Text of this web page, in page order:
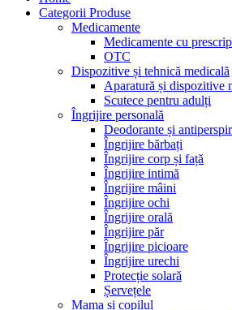
Categorii Produse
Medicamente
Medicamente cu
OTC
Dispozitive și tehnică medicală
Aparatură și dispozitive
Scutece pentru adulți
Îngrijire personală
Deodorante și
Îngrijire bărbați
Îngrijire corp și față
Îngrijire intimă
Îngrijire mâini
Îngrijire ochi
Îngrijire orală
Îngrijire păr
Îngrijire picioare
Îngrijire urechi
Protecție solară
Șervețele
Mama și copilul